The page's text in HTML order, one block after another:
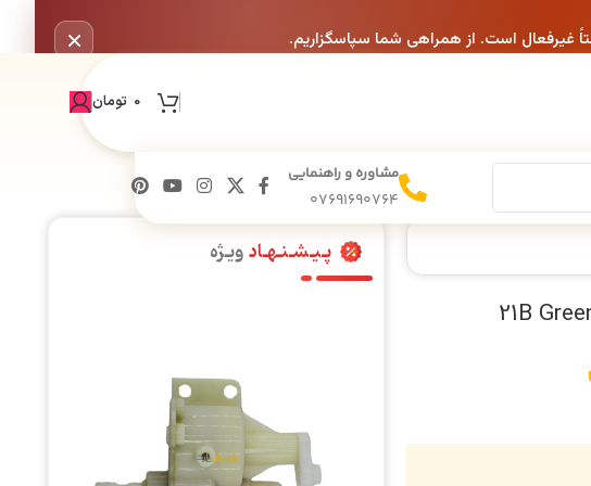
غیرفعال است. از همراهی شما سپاسگزاریم. ×
0 تومان
مشاوره و راهنمایی
07691690764
پـیـشـنـهـادویـژه